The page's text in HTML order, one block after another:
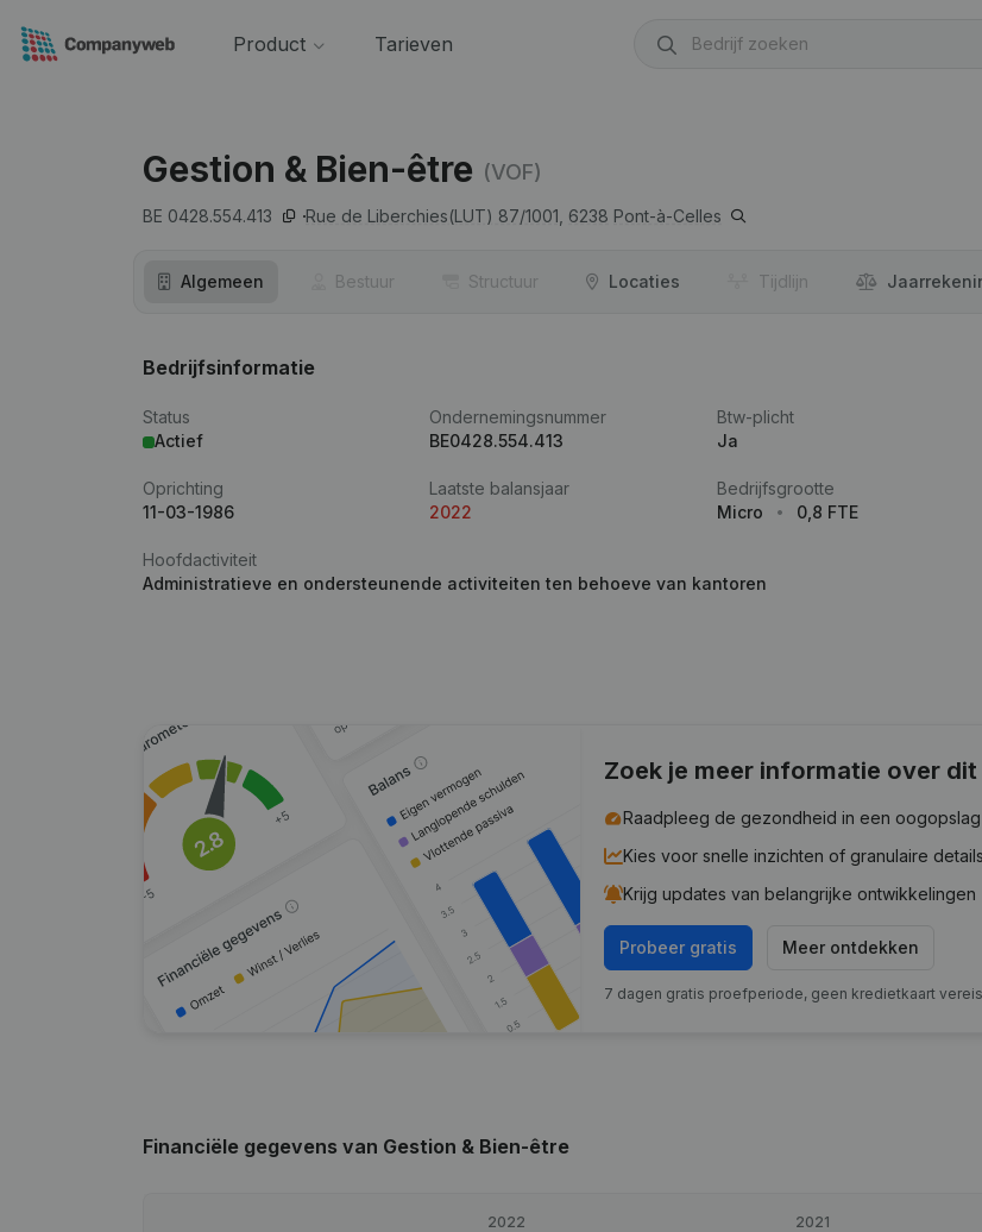
Product Tarieven
Gestion & Bien-être (VOF)
BE 0428.554.413 Rue de Liberchies(LUT) 87/1001, 6238 Pont-à-Celles
Algemeen Bestuur Structuur Locaties Tijdlijn
Bedrijfsinformatie
Status
Actief
Ondernemingsnummer
BE0428.554.413
Btw-plicht
Ja
Oprichting
11-03-1986
Laatste balansjaar
2022
Bedrijfsgrootte
Micro
0,8 FTE
Hoofdactiviteit
Administratieve en ondersteunende activiteiten ten behoeve van kantoren
Zoek je meer informatie over
Raadpleeg de gezondheid in een oogopslag
Kies voor snelle inzichten of granulaire details
Krijg updates van belangrijke ontwikkelingen
Probeer gratis Meer ontdekken
7 dagen gratis proefperiode, geen kredietkaart
Financiële gegevens van Gestion & Bien-être
2022 2021